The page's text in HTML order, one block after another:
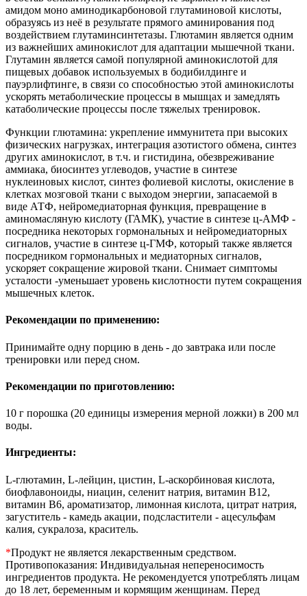
амидом моно аминодикарбоновой глутаминовой кислоты,
образуясь из неё в результате прямого аминирования под
воздействием глутаминсинтетазы. Глютамин является одним
из важнейших аминокислот для адаптации мышечной ткани.
Глутамин является самой популярной аминокислотой для
пищевых добавок используемых в бодибилдинге и
пауэрлифтинге, в связи со способностью этой аминокислоты
ускорять метаболические процессы в мышцах и замедлять
катаболические процессы после тяжелых тренировок.
Функции глютамина: укрепление иммунитета при высоких
физических нагрузках, интеграция азотистого обмена, синтез
других аминокислот, в т.ч. и гистидина, обезвреживание
аммиака, биосинтез углеводов, участие в синтезе
нуклеиновых кислот, синтез фолиевой кислоты, окисление в
клетках мозговой ткани с выходом энергии, запасаемой в
виде АТФ, нейромедиаторная функция, превращение в
аминомасляную кислоту (ГАМК), участие в синтезе ц-АМФ -
посредника некоторых гормональных и нейромедиаторных
сигналов, участие в синтезе ц-ГМФ, который также является
посредником гормональных и медиаторных сигналов,
ускоряет сокращение жировой ткани. Снимает симптомы
усталости -уменьшает уровень кислотности путем сокращения
мышечных клеток.
Рекомендации по применению:
Принимайте одну порцию в день - до завтрака или после
тренировки или перед сном.
Рекомендации по приготовлению:
10 г порошка (20 единицы измерения мерной ложки) в 200 мл
воды.
Ингредиенты:
L-глютамин, L-лейцин, цистин, L-аскорбиновая кислота,
биофлавоноиды, ниацин, селенит натрия, витамин В12,
витамин В6, ароматизатор, лимонная кислота, цитрат натрия,
загуститель - камедь акации, подсластители - ацесульфам
калия, сукралоза, краситель.
*Продукт не является лекарственным средством.
Противопоказания: Индивидуальная непереносимость
ингредиентов продукта. Не рекомендуется употреблять лицам
до 18 лет, беременным и кормящим женщинам. Перед